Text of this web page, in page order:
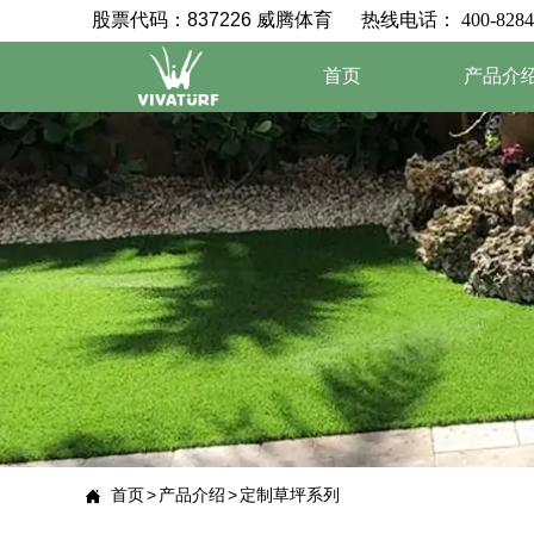
首页 产品介
股票代码：837226 威腾体育 热线电话 ： 400-
 首页>产品介绍>定制草坪系列